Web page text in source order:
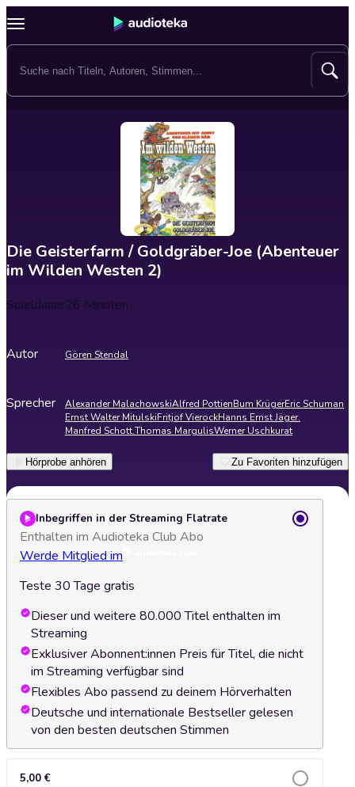
Die Geisterfarm / Goldgräber-Joe (Abenteuer
im Wilden Westen 2)
Spieldauer26 Minuten
Autor Gören Stendal
Sprecher Alexander MalachowskiAlfred PottienBum KrügerEric Schuman
Ernst Walter MitulskiFritjof VierockHanns Ernst Jäger.
Manfred Schott.Thomas MargulisWerner Uschkurat
Hörprobe anhören Zu Favoriten hinzufügen
Inbegriffen in der Streaming Flatrate
Enthalten im Audioteka Club Abo
Werde Mitglied im
Teste 30 Tage gratis
Dieser und weitere 80.000 Titel enthalten im
Streaming
Exklusiver Abonnent:innen Preis für Titel, die nicht
im Streaming verfügbar sind
Flexibles Abo passend zu deinem Hörverhalten
Deutsche und internationale Bestseller gelesen
von den besten deutschen Stimmen
5,00 €